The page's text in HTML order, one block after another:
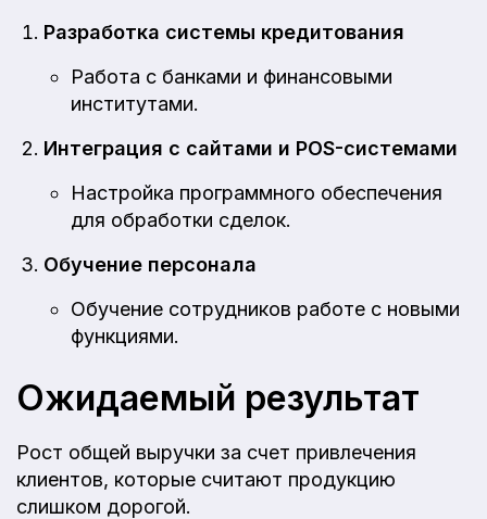
Разработка системы кредитования
Работа с банками и финансовыми
институтами.
Интеграция с сайтами и POS-системами
Настройка программного обеспечения
для обработки сделок.
Обучение персонала
Обучение сотрудников работе с новыми
функциями.
Ожидаемый результат
Рост общей выручки за счет привлечения
клиентов, которые считают продукцию
слишком дорогой.